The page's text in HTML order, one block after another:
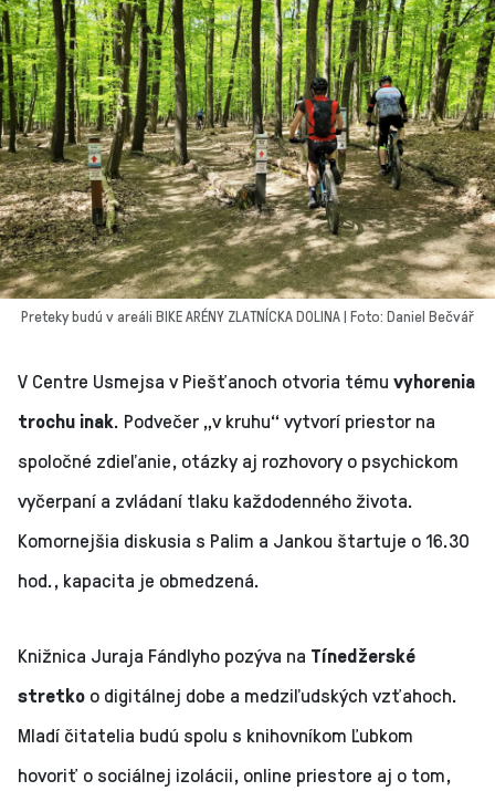
Preteky budú v areáli BIKE ARÉNY ZLATNÍCKA DOLINA | Foto: Daniel Bečvář
V Centre Usmejsa v Piešťanoch otvoria tému vyhorenia
trochu inak. Podvečer „v kruhu“ vytvorí priestor na
spoločné zdieľanie, otázky aj rozhovory o psychickom
vyčerpaní a zvládaní tlaku každodenného života.
Komornejšia diskusia s Palim a Jankou štartuje o 16.30
hod., kapacita je obmedzená.
Knižnica Juraja Fándlyho pozýva na Tínedžerské
stretko o digitálnej dobe a medziľudských vzťahoch.
Mladí čitatelia budú spolu s knihovníkom Ľubkom
hovoriť o sociálnej izolácii, online priestore aj o tom,